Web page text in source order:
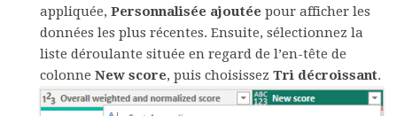
appliquée, Personnalisée ajoutée pour afficher les
données les plus récentes. Ensuite, sélectionnez la
liste déroulante située en regard de l’en-tête de
colonne New score, puis choisissez Tri décroissant.